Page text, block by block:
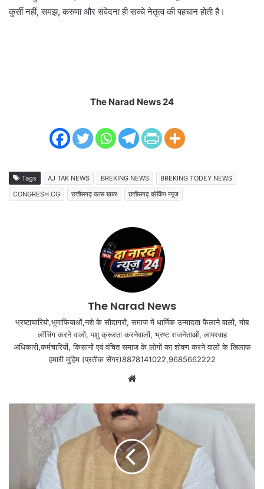
कुर्सी नहीं, समझ, करुणा और संवेदना ही सच्चे नेतृत्व की पहचान होती है।
The Narad News 24
Tags AJ TAK NEWS BREKING NEWS
BREKING TODEY NEWS
CONGRESH CG
छत्तीसगढ़ खास खबर छत्तीसगढ़ ब्रेकिंग न्यूज
The Narad News
भ्रष्टाचारियो,भूमाफियाओं,नशे के सौदागरों, समाज में धार्मिक उन्मादता फैलाने वालों, मोब
लॉचिंग करने वालों, पशु क्रूरता करनेवालों, भ्रष्ट राजनेताओं, लापरवाह
अधिकारी,कर्मचारियों, किसानों एवं वंचित समाज के लोगों का शोषण करने वालों के खिलाफ
हमारी मुहिम (प्रतीक सेंगर)8878141022,9685662222
Website